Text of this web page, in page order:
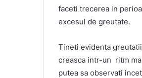
faceti trecerea in
excesul de greutate.
Tineti evidenta
creasca intr-un ritm
putea sa observati